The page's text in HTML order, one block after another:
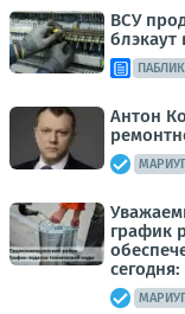
ВСУ
блэкаут
Антон
график